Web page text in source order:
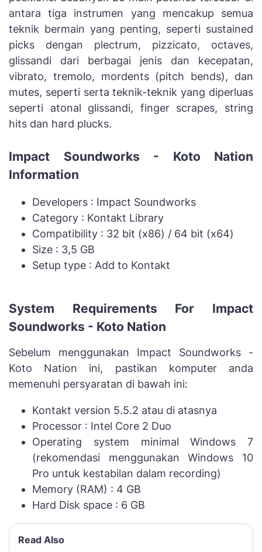
antara tiga instrumen yang mencakup semua
teknik bermain yang penting, seperti sustained
picks dengan plectrum, pizzicato, octaves,
glissandi dari berbagai jenis dan kecepatan,
vibrato, tremolo, mordents (pitch bends), dan
mutes, seperti serta teknik-teknik yang diperluas
seperti atonal glissandi, finger scrapes, string
hits dan hard plucks.
Impact Soundworks - Koto Nation
Information
Developers : Impact Soundworks
Category : Kontakt Library
Compatibility : 32 bit (x86) / 64 bit (x64)
Size : 3,5 GB
Setup type : Add to Kontakt
System Requirements For Impact
Soundworks - Koto Nation
Sebelum menggunakan Impact Soundworks -
Koto Nation ini, pastikan komputer anda
memenuhi persyaratan di bawah ini:
Kontakt version 5.5.2 atau di atasnya
Processor : Intel Core 2 Duo
Operating system minimal Windows 7
(rekomendasi menggunakan Windows 10
Pro untuk kestabilan dalam recording)
Memory (RAM) : 4 GB
Hard Disk space : 6 GB
Read Also